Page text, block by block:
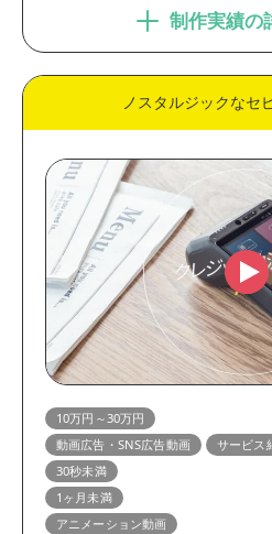
制作実績の
ノスタルジックなセ
10万円～30万円
動画広告・SNS広告動画
サービス
30秒未満
1ヶ月未満
アニメーション動画